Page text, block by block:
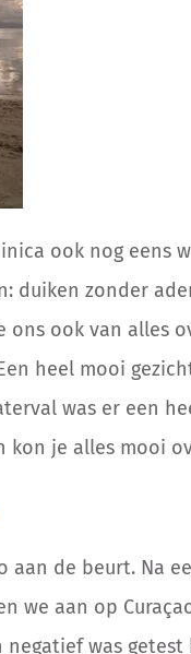
ook nog eens
duiken zonder
ons ook van alles
heel mooi
was er een
kon je alles mooi
aan de beurt. Na
we aan op
was